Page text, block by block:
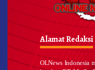
Alamat Redaksi
OLNews Indonesia